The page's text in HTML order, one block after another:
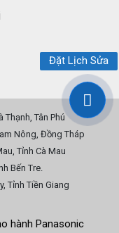
hành Panasonic
Tân Phú
Nông, Đồng Tháp
Tỉnh Cà Mau
Bến Tre.
Tỉnh Tiền Giang
Đặt Lịch Sửa